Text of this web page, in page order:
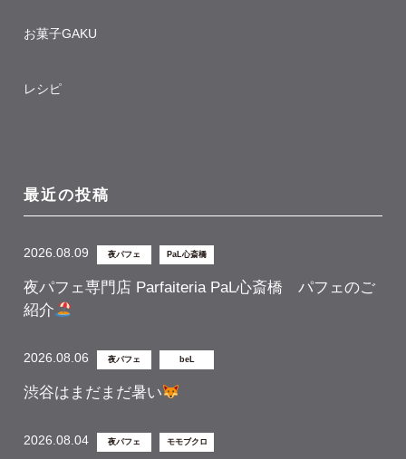
お菓子GAKU
レシピ
最近の投稿
2026.08.09 夜パフェ PaL心斎橋
夜パフェ専門店 Parfaiteria PaL心斎橋 パフェのご
紹介
2026.08.06 夜パフェ beL
渋谷はまだまだ暑い
2026.08.04 夜パフェ モモブクロ